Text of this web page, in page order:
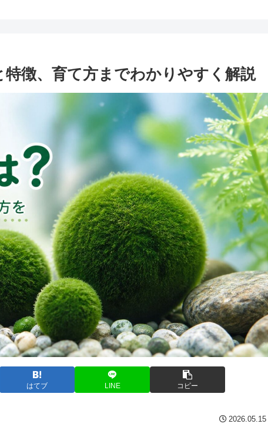
徴、育て方までわかりやすく解説
はてブ LINE コピー
2026.05.15